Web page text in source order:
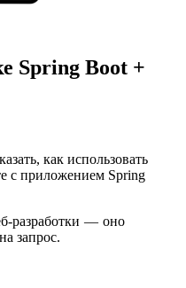
Spring Boot +
как использовать
с приложением Spring
разработки — оно
запрос.